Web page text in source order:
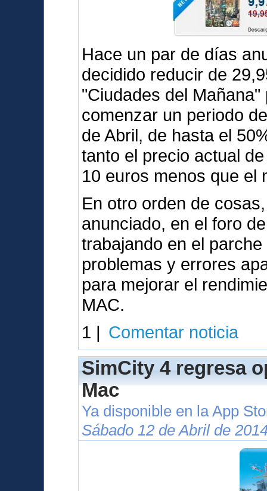
Hace un par de días
decidido reducir de
"Ciudades del
comenzar un periodo
de Abril, de hasta el
tanto el precio actual
10 euros menos que el
En otro orden de
anunciado, en el foro
trabajando en el
problemas y errores
para mejorar el
MAC.
1 | Comentar noticia
SimCity 4 regresa
Mac
Ya disponible en la App
Sábado 12 de Abril de